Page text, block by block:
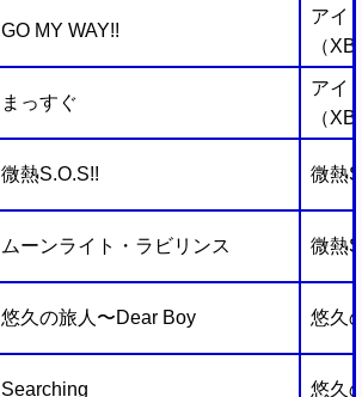
GO MY WAY!!
アイ
（
まっすぐ
アイ
（
微熱S.O.S!! 微熱
ムーンライト・ラビリンス 微熱
悠久の旅人〜Dear Boy 悠久
Searching 悠久